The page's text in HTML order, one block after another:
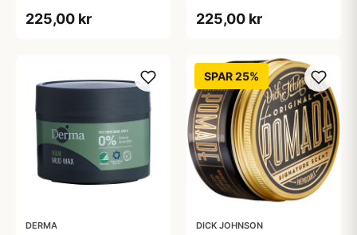
225,00 kr 225,00 kr
DERMA
SPAR 25%
DICK JOHNSON